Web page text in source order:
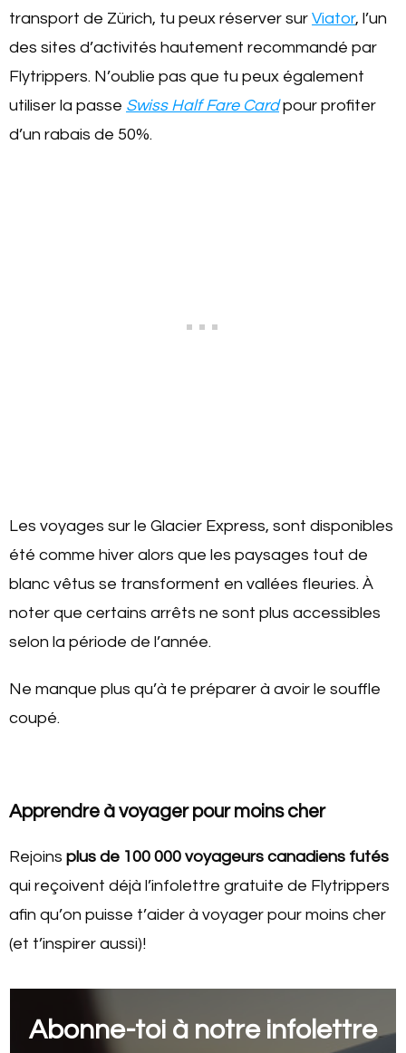
transport de Zürich, tu peux réserver sur Viator, l’un
des sites d’activités hautement recommandé par
Flytrippers. N’oublie pas que tu peux également
utiliser la passe Swiss Half Fare Cardpour profiter
d’un rabais de 50%.
Les voyages sur le Glacier Express, sont disponibles
été comme hiver alors que les paysages tout de
blanc vêtus se transforment en vallées fleuries. À
noter que certains arrêts ne sont plus accessibles
selon la période de l’année.
Ne manque plus qu’à te préparer à avoir le souffle
coupé.
Apprendre à voyager pour moins cher
Rejoins plus de 100 000 voyageurs canadiens futés
qui reçoivent déjà l’infolettre gratuite de Flytrippers
afin qu’on puisse t’aider à voyager pour moins cher
(et t’inspirer aussi)!
Abonne-toi à notre infolettre